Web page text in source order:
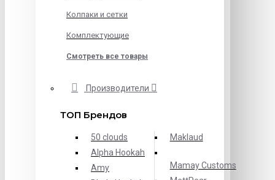
Колпаки и сетки
Комплектующие
Смотреть все товары
Производители
ТОП Брендов
50 clouds
Alpha Hookah
Amy
Maklaud
Mamay Customs